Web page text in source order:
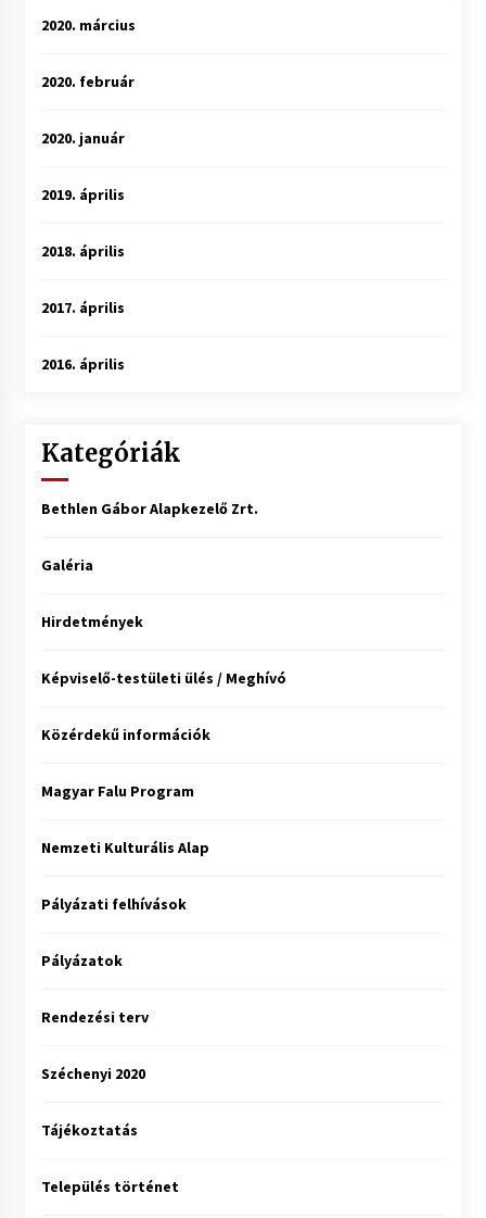
2020. március
2020. február
2020. január
2019. április
2018. április
2017. április
2016. április
Kategóriák
Bethlen Gábor Alapkezelő Zrt.
Galéria
Hirdetmények
Képviselő-testületi ülés / Meghívó
Közérdekű információk
Magyar Falu Program
Nemzeti Kulturális Alap
Pályázati felhívások
Pályázatok
Rendezési terv
Széchenyi 2020
Tájékoztatás
Település történet